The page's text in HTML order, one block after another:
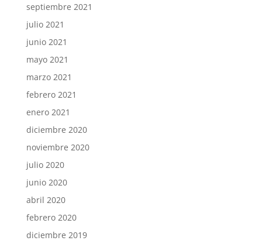
septiembre 2021
julio 2021
junio 2021
mayo 2021
marzo 2021
febrero 2021
enero 2021
diciembre 2020
noviembre 2020
julio 2020
junio 2020
abril 2020
febrero 2020
diciembre 2019